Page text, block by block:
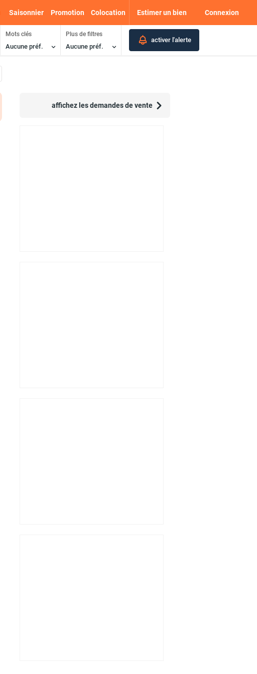
Estimer un bien Connexion
Saisonnier Promotion Colocation
Mots clés
Aucune préf.
Plus de filtres
Aucune préf.
activer l'alerte
affichez les demandes de vente